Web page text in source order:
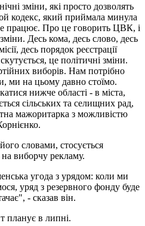
зміни, які просто дозволять
кодекс, який приймала минула
працює. Про це говорить ЦВК, і
Десь кома, десь слово, десь
десь порядок реєстрації
це політичні зміни.
виборів. Нам потрібно
ми на цьому давно стоїмо.
нижче області - в міста,
сільських та селищних рад,
мажоритарка з можливістю
словами, стосується
виборчу рекламу.
угода з урядом: коли ми
уряд з резервного фонду буде
- сказав він.
планує в липні.